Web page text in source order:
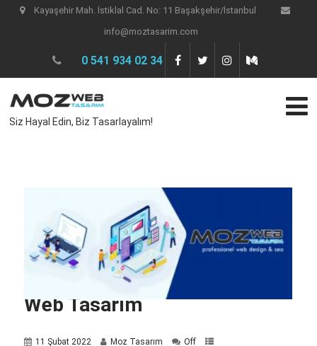
Kayaşehir Mah. İstiklal Cad. No: 11 Başakşehir/İstanbul
info@moztasarim.com
0 541 934 02 34
Siz Hayal Edin, Biz Tasarlayalım!
Web Tasarım
11 Şubat 2022 Moz Tasarım Off